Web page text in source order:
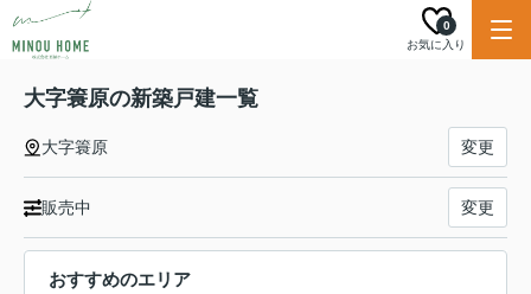
お気に入り
0
大字簑原の新築戸建一覧
大字簑原 変更
販売中 変更
おすすめのエリア